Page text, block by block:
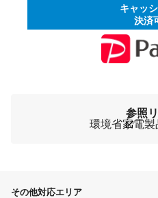
キャッ
決済
参照
環境省家電製
その他対応エリア